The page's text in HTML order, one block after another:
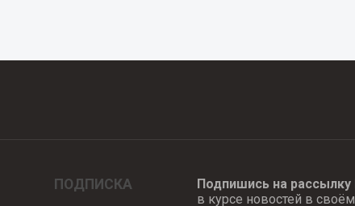
ПОДПИСКА Подпишись на рассылку
в курсе новостей в